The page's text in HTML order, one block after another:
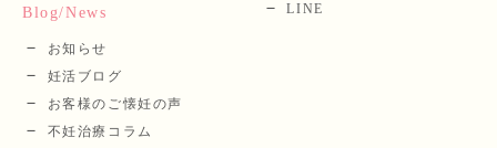
Blog/News
お知らせ
妊活ブログ
お客様のご懐妊の声
不妊治療コラム
LINE